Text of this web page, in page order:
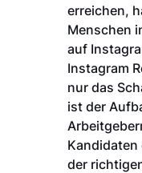
erreichen,
Menschen
auf
Instagram
nur das
ist der
der